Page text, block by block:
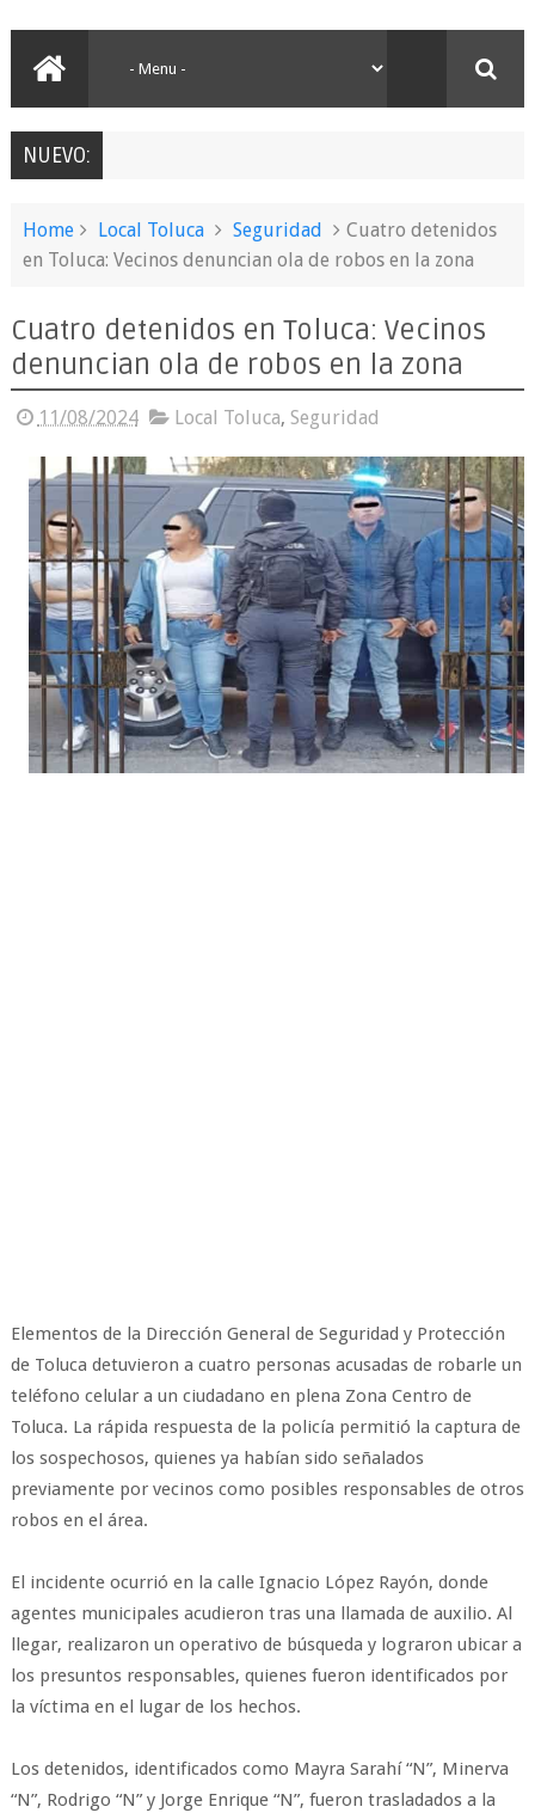
NUEVO:
Home Local Toluca Seguridad
Cuatro detenidos
en Toluca: Vecinos denuncian ola de robos en la zona
Cuatro detenidos en Toluca: Vecinos
denuncian ola de robos en la zona
11/08/2024 Local Toluca, Seguridad
Elementos de la Dirección General de Seguridad y Protección
de Toluca detuvieron a cuatro personas acusadas de robarle un
teléfono celular a un ciudadano en plena Zona Centro de
Toluca. La rápida respuesta de la policía permitió la captura de
los sospechosos, quienes ya habían sido señalados
previamente por vecinos como posibles responsables de otros
robos en el área.
El incidente ocurrió en la calle Ignacio López Rayón, donde
agentes municipales acudieron tras una llamada de auxilio. Al
llegar, realizaron un operativo de búsqueda y lograron ubicar a
los presuntos responsables, quienes fueron identificados por
la víctima en el lugar de los hechos.
Los detenidos, identificados como Mayra Sarahí “N”, Minerva
“N”, Rodrigo “N” y Jorge Enrique “N”, fueron trasladados a la